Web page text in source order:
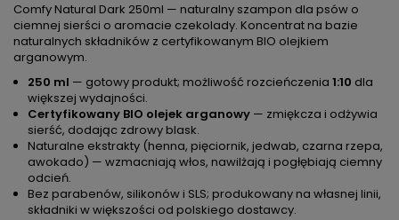
Comfy Natural Dark 250ml — naturalny szampon dla psów o
ciemnej sierści o aromacie czekolady. Koncentrat na bazie
naturalnych składników z certyfikowanym BIO olejkiem
arganowym.
250 ml — gotowy produkt; możliwość rozcieńczenia 1:10 dla
większej wydajności.
Certyfikowany BIO olejek arganowy — zmiękcza i odżywia
sierść, dodając zdrowy blask.
Naturalne ekstrakty (henna, pięciornik, jedwab, czarna rzepa,
awokado) — wzmacniają włos, nawilżają i pogłębiają ciemny
odcień.
Bez parabenów, silikonów i SLS; produkowany na własnej linii,
składniki w większości od polskiego dostawcy.